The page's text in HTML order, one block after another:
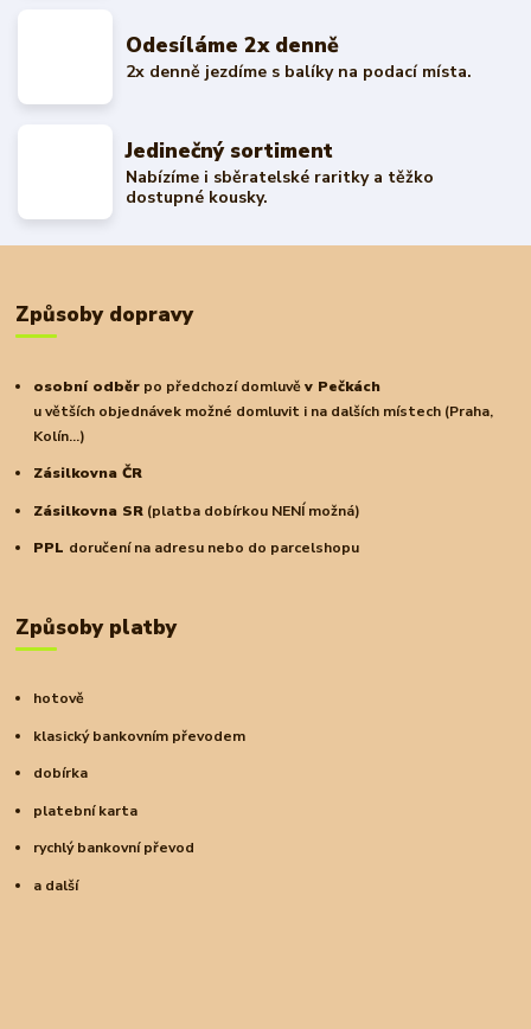
Odesíláme 2x denně
2x denně jezdíme s balíky na podací místa.
Jedinečný sortiment
Nabízíme i sběratelské raritky a těžko
dostupné kousky.
Způsoby dopravy
osobní odběr po předchozí domluvěv Pečkách
u větších objednávek možné domluvit i na dalších místech (Praha,
Kolín...)
Zásilkovna ČR
Zásilkovna SR (platba dobírkou NENÍ možná)
PPL doručení na adresu nebo do parcelshopu
Způsoby platby
hotově
klasický bankovním převodem
dobírka
platební karta
rychlý bankovní převod
a další